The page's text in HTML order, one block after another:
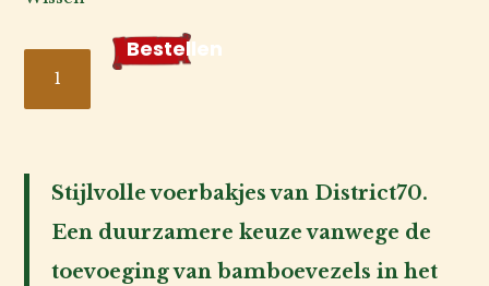
Katten
voerbakje
70
BAMBOO
Bestellen
Stijlvolle voerbakjes van District70.
Een duurzamere keuze vanwege de
toevoeging van bamboevezels in het